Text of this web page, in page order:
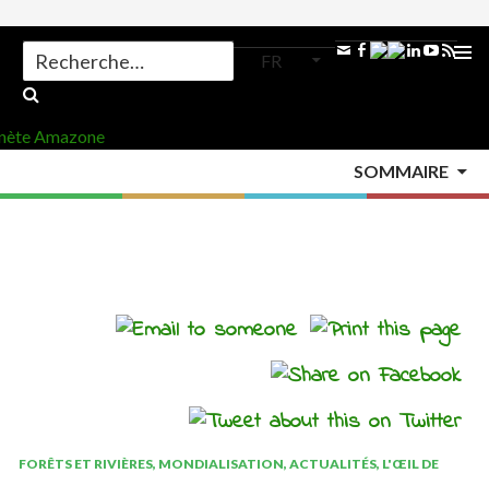
AU
FR
Search
for:
SOMMAIRE
FORÊTS ET RIVIÈRES, MONDIALISATION, ACTUALITÉS, L'ŒIL DE